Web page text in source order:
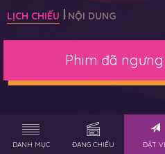
LỊCH CHIẾU NỘI DUNG
Phim đã
DANH MỤC ĐANG CHIẾU ĐẶT